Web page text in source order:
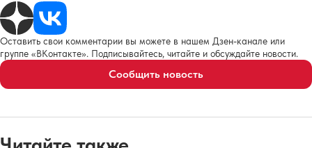
Оставить свои комментарии вы можете в нашем Дзен-канале или
группе «ВКонтакте». Подписывайтесь, читайте и обсуждайте новости.
Сообщить новость